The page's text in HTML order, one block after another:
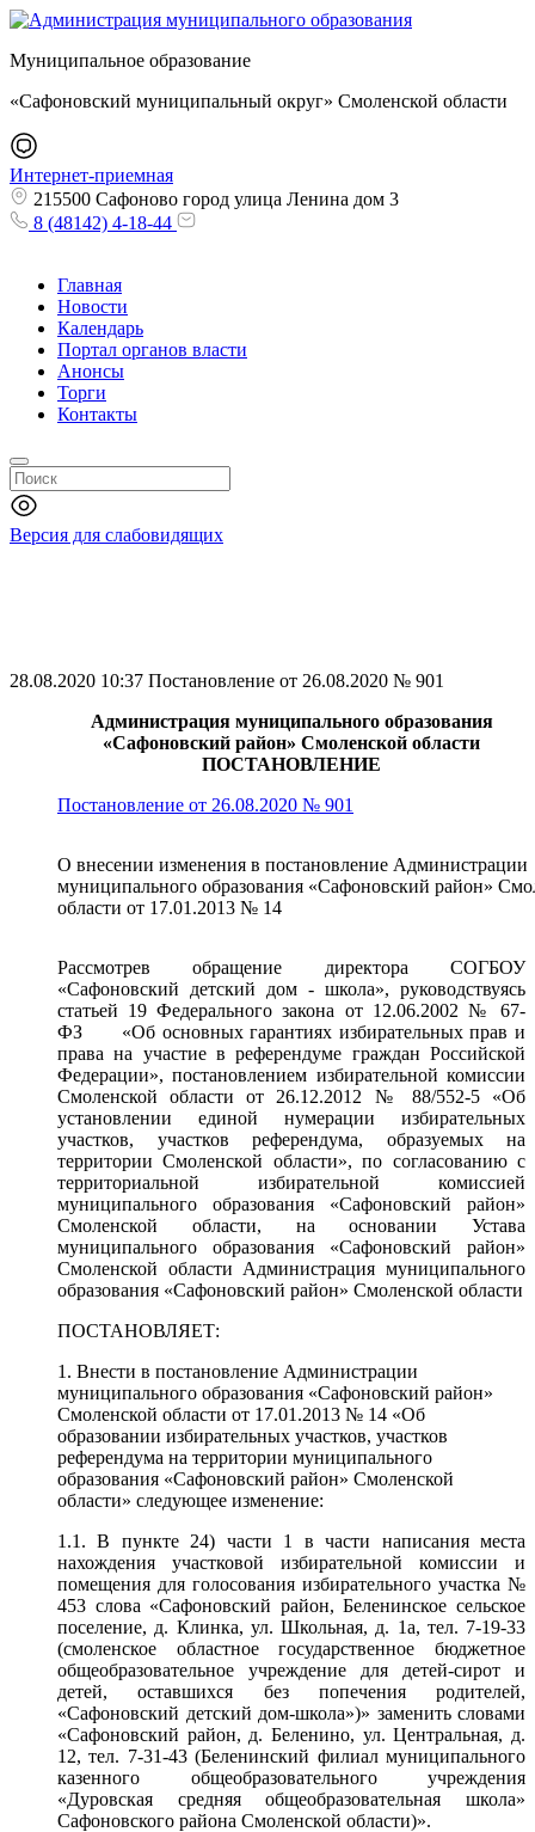
Муниципальное образование
«Сафоновский муниципальный округ» Смоленской области
Интернет-приемная
215500 Сафоново город улица Ленина дом 3
8 (48142) 4-18-44
Главная
Новости
Календарь
Портал органов власти
Анонсы
Торги
Контакты
Версия для слабовидящих
28.08.2020 10:37 Постановление от 26.08.2020 № 901
Администрация муниципального образования
«Сафоновский район» Смоленской области
ПОСТАНОВЛЕНИЕ
Постановление от 26.08.2020 № 901
О внесении изменения в постановление Администрации
муниципального образования «Сафоновский район»
области от 17.01.2013 № 14
Рассмотрев обращение директора СОГБОУ
«Сафоновский детский дом - школа», руководствуясь
статьей 19 Федерального закона от 12.06.2002 № 67-
ФЗ «Об основных гарантиях избирательных прав и
права на участие в референдуме граждан Российской
Федерации», постановлением избирательной комиссии
Смоленской области от 26.12.2012 № 88/552-5 «Об
установлении единой нумерации избирательных
участков, участков референдума, образуемых на
территории Смоленской области», по согласованию с
территориальной избирательной комиссией
муниципального образования «Сафоновский район»
Смоленской области, на основании Устава
муниципального образования «Сафоновский район»
Смоленской области Администрация муниципального
образования «Сафоновский район» Смоленской области
ПОСТАНОВЛЯЕТ:
1. Внести в постановление Администрации
муниципального образования «Сафоновский район»
Смоленской области от 17.01.2013 № 14 «Об
образовании избирательных участков, участков
референдума на территории муниципального
образования «Сафоновский район» Смоленской
области» следующее изменение:
1.1. В пункте 24) части 1 в части написания места
нахождения участковой избирательной комиссии и
помещения для голосования избирательного участка №
453 слова «Сафоновский район, Беленинское сельское
поселение, д. Клинка, ул. Школьная, д. 1а, тел. 7-19-33
(смоленское областное государственное бюджетное
общеобразовательное учреждение для детей-сирот и
детей, оставшихся без попечения родителей,
«Сафоновский детский дом-школа»)» заменить словами
«Сафоновский район, д. Беленино, ул. Центральная, д.
12, тел. 7-31-43 (Беленинский филиал муниципального
казенного общеобразовательного учреждения
«Дуровская средняя общеобразовательная школа»
Сафоновского района Смоленской области)».